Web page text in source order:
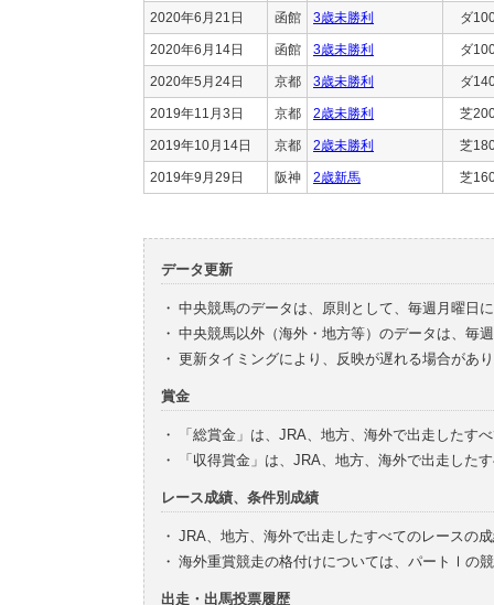
2020年6月21日 函館 3歳未勝利 ダ
2020年6月14日 函館 3歳未勝利 ダ
2020年5月24日 京都 3歳未勝利 ダ
2019年11月3日 京都 2歳未勝利 芝
2019年10月14日 京都 2歳未勝利 芝
2019年9月29日 阪神 2歳新馬 芝
データ更新
・ 中央競馬のデータは、原則として、毎週月曜日
・ 中央競馬以外（海外・地方等）のデータは、毎
・ 更新タイミングにより、反映が遅れる場合があ
賞金
・
「総賞金」は、JRA、地方、海外で出走したす
・
「収得賞金」は、JRA、地方、海外で出走した
レース成績、条件別成績
・ JRA、地方、海外で出走したすべてのレースの
・ 海外重賞競走の格付けについては、パートⅠの
出走・出馬投票履歴